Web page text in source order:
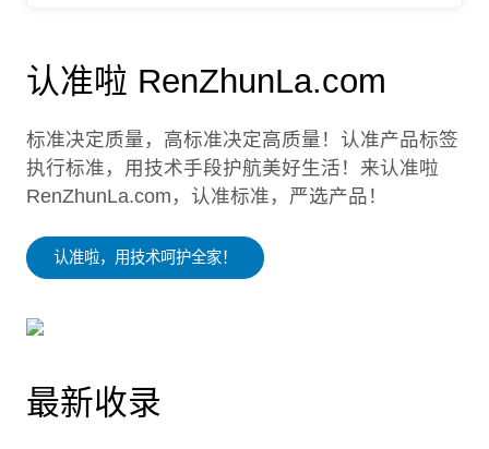
认准啦 RenZhunLa.com
标准决定质量，高标准决定高质量！认准产品标签
执行标准，用技术手段护航美好生活！来认准啦
RenZhunLa.com，认准标准，严选产品！
认准啦，用技术呵护全家！
最新收录